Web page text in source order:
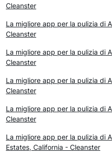
Cleanster
La migliore app per la pulizia di
Cleanster
La migliore app per la pulizia di
Cleanster
La migliore app per la pulizia di
Cleanster
La migliore app per la pulizia di
Cleanster
La migliore app per la pulizia di
Estates, California - Cleanster